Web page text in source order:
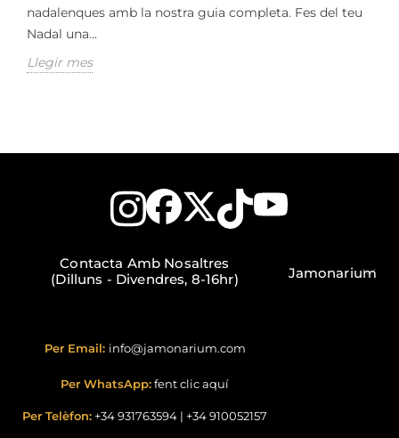
nadalenques amb la nostra guia completa. Fes del teu
Nadal una...
Llegir mes
Contacta Amb Nosaltres
(Dilluns - Divendres, 8-16hr)
Per Email: info@jamonarium.com
Per WhatsApp:fent clic aquí
Per Telèfon: +34 931763594 | +34 910052157
Jamonarium